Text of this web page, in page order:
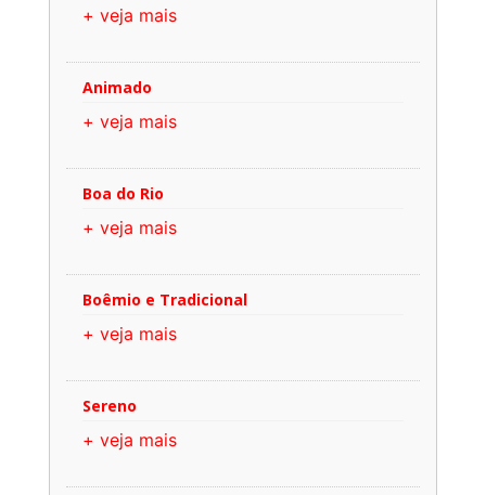
+ veja mais
Animado
+ veja mais
Boa do Rio
+ veja mais
Boêmio e Tradicional
+ veja mais
Sereno
+ veja mais